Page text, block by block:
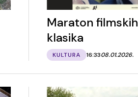
Maraton filmskih
klasika
KULTURA 16:3308.01.2026.